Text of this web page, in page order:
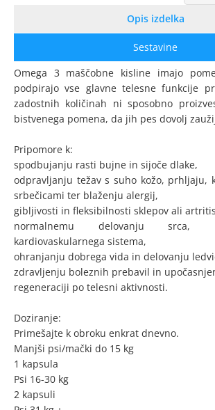
Opis izdelka
Sestavine
Omega 3 maščobne kisline imajo
podpirajo vse glavne telesne funkcije
zadostnih količinah ni sposobno
bistvenega pomena, da jih pes dovolj
Pripomore k:
spodbujanju rasti bujne in sijoče dlake,
odpravljanju težav s suho kožo, prhljaju,
srbečicami ter blaženju alergij,
gibljivosti in fleksibilnosti sklepov ali
normalnemu delovanju srca,
kardiovaskularnega sistema,
ohranjanju dobrega vida in delovanju
zdravljenju boleznih prebavil in
regeneraciji po telesni aktivnosti.
Doziranje:
Primešajte k obroku enkrat dnevno.
Manjši psi/mački do 15 kg
1 kapsula
Psi 16-30 kg
2 kapsuli